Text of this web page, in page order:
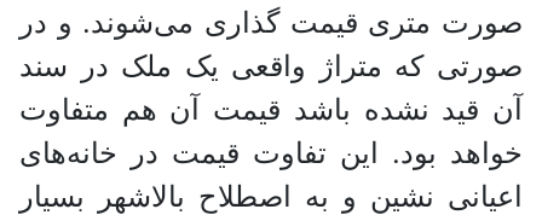
صورت متری قیمت گذاری می‌شوند. و در
صورتی که متراژ واقعی یک ملک در سند
آن قید نشده باشد قیمت آن هم متفاوت
خواهد بود. این تفاوت قیمت در خانه‌های
اعیانی نشین و به اصطلاح بالاشهر بسیار